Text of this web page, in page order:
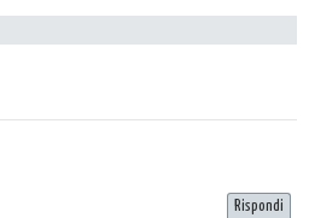
Rispondi